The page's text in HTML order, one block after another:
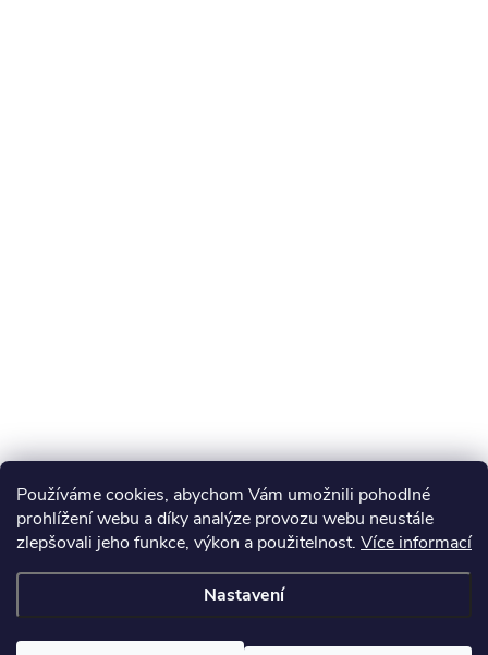
Používáme cookies, abychom Vám umožnili pohodlné
prohlížení webu a díky analýze provozu webu neustále
zlepšovali jeho funkce, výkon a použitelnost. Více informací
Nastavení